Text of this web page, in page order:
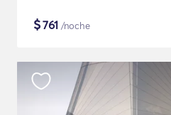
$761 /noche